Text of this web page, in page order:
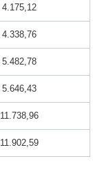
4.175,12
4.338,76
5.482,78
5.646,43
11.738,96
11.902,59